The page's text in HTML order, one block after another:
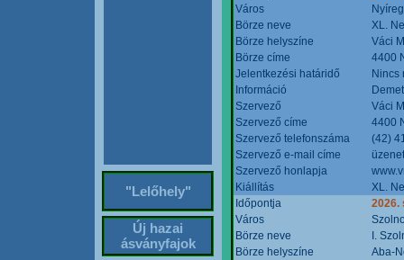
"Lelőhely"
Új hazai
ásványfajok
Város
Börze neve
XL.
Börze helyszíne
Váci
Börze címe
4400
Jelentkezési határidő
Nincs
Információ
Szervező
Váci
Szervező címe
4400
Szervező telefonszáma
(42)
Szervező e-mail címe
Szervező honlapja
Kiállítás
XL.
Időpontja
2026.
Város
Börze neve
I.
Börze helyszíne
Aba-